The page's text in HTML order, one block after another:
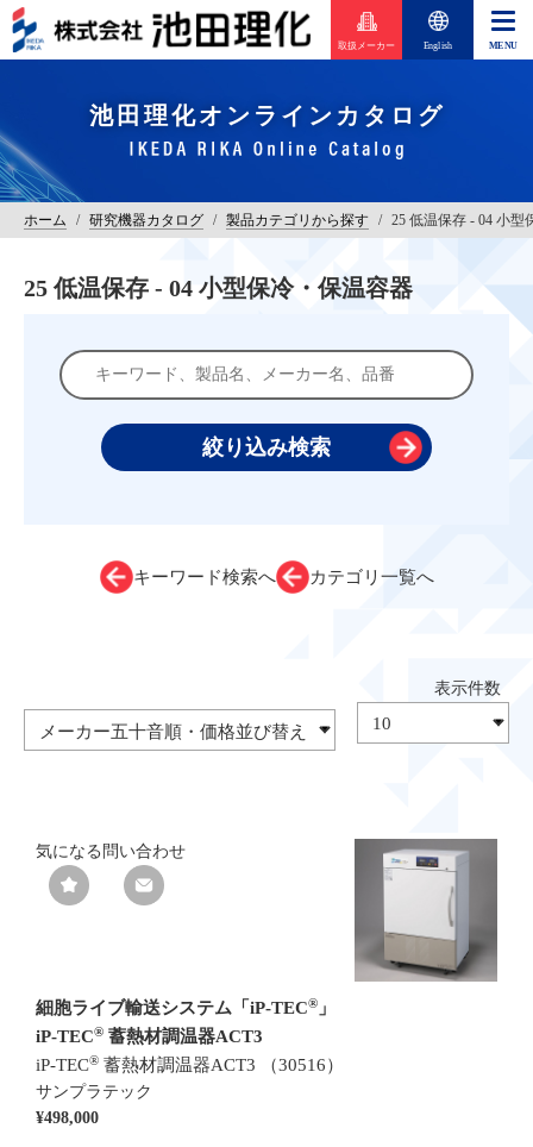
取扱メーカー English
池田理化オンラインカタログ
ホーム / 研究機器カタログ / 製品カテゴリから探す / 25 低温保存 - 04 小型
25 低温保存 - 04 小型保冷・保温容器
キーワード検索へ カテゴリ一覧へ
気になる 問い合わせ
細胞ライブ輸送システム「iP-TEC® 」
iP-TEC® 蓄熱材調温器ACT3
iP-TEC® 蓄熱材調温器ACT3 （30516）
サンプラテック
¥498,000